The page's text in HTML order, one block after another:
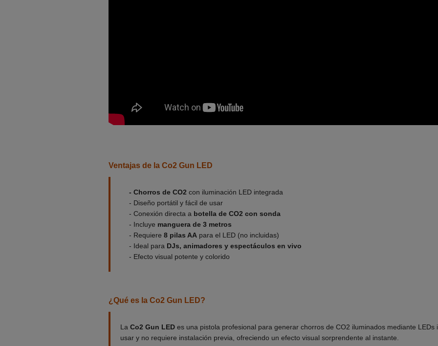
Ventajas de la Co2 Gun LED
- Chorros de CO2 con iluminación LED integrada
- Diseño portátil y fácil de usar
- Conexión directa a botella de CO2 con sonda
- Incluye manguera de 3 metros
- Requiere 8 pilas AA para el LED (no incluidas)
- Ideal para DJs, animadores y espectáculos en vivo
- Efecto visual potente y colorido
¿Qué es la Co2 Gun LED?
La Co2 Gun LEDes una pistola profesional para generar chorros de CO2 iluminados mediante LEDs
usar y no requiere instalación previa, ofreciendo un efecto visual sorprendente al instante.